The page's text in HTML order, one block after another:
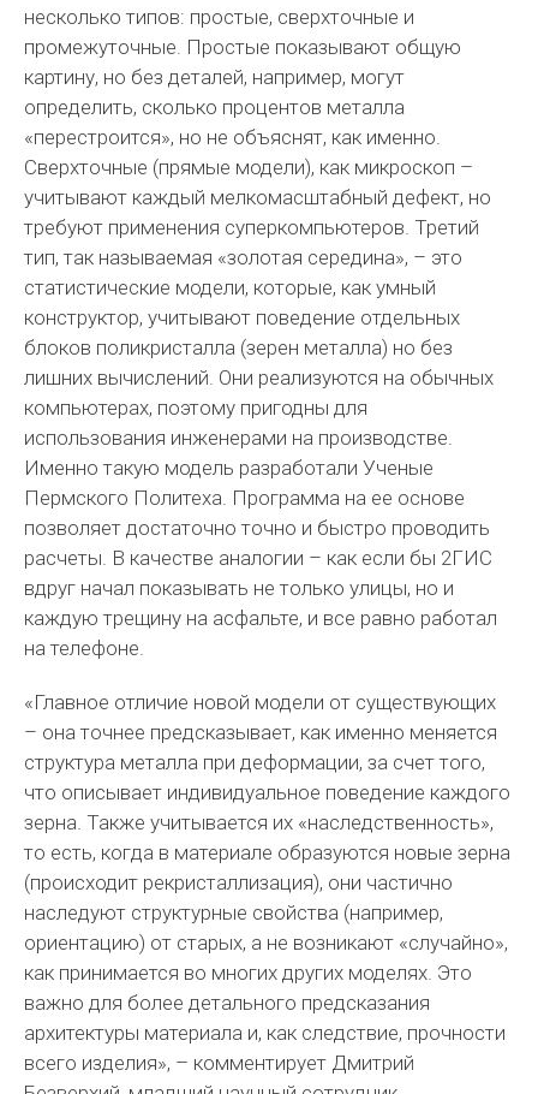
несколько типов: простые, сверхточные и
промежуточные. Простые показывают общую
картину, но без деталей, например, могут
определить, сколько процентов металла
«перестроится», но не объяснят, как именно.
Сверхточные (прямые модели), как микроскоп –
учитывают каждый мелкомасштабный дефект, но
требуют применения суперкомпьютеров. Третий
тип, так называемая «золотая середина», – это
статистические модели, которые, как умный
конструктор, учитывают поведение отдельных
блоков поликристалла (зерен металла) но без
лишних вычислений. Они реализуются на обычных
компьютерах, поэтому пригодны для
использования инженерами на производстве.
Именно такую модель разработали Ученые
Пермского Политеха. Программа на ее основе
позволяет достаточно точно и быстро проводить
расчеты. В качестве аналогии – как если бы 2ГИС
вдруг начал показывать не только улицы, но и
каждую трещину на асфальте, и все равно работал
на телефоне.
«Главное отличие новой модели от существующих
– она точнее предсказывает, как именно меняется
структура металла при деформации, за счет того,
что описывает индивидуальное поведение каждого
зерна. Также учитывается их «наследственность»,
то есть, когда в материале образуются новые зерна
(происходит рекристаллизация), они частично
наследуют структурные свойства (например,
ориентацию) от старых, а не возникают «случайно»,
как принимается во многих других моделях. Это
важно для более детального предсказания
архитектуры материала и, как следствие, прочности
всего изделия», – комментирует Дмитрий